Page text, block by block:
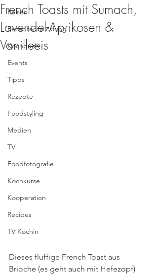
Reisen
Rezeptentwicklung
Kochbuch
Events
Tipps
Rezepte
Foodstyling
Medien
TV
Foodfotografie
Kochkurse
Kooperation
Recipes
TV-Köchin
French Toasts mit Sumach,
Lavendel-Aprikosen &
Vanilleeis
Dieses fluffige French Toast aus
Brioche (es geht auch mit Hefezopf)